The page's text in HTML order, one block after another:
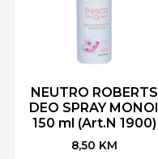
NEUTRO ROBERTS
DEO SPRAY MONOI
150 ml (Art.N 1900)
8,50 KM